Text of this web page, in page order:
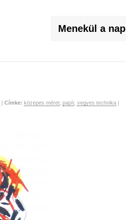
Menekül a nap
| Címke: közepes méret papír, vegyes technika |